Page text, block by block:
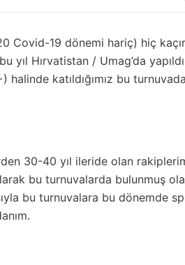
Covid-19 dönemi hariç) hiç
yıl Hırvatistan / Umag’da
katıldığımız bu
30-40 yıl ileride olan
bu turnuvalarda bulunmuş
bu turnuvalara bu dönemde